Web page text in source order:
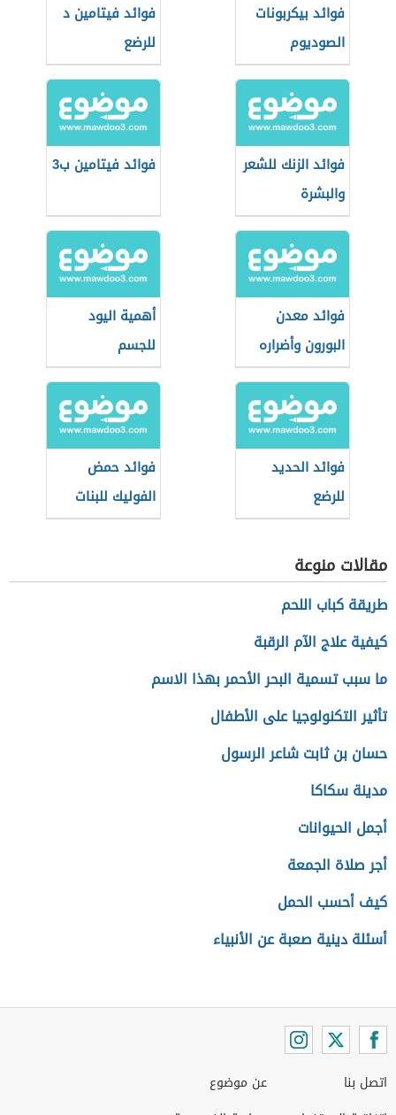
فوائد بيكربونات
الصوديوم
فوائد فيتامين د
للرضع
فوائد الزنك للشعر
والبشرة
فوائد فيتامين ب3
فوائد معدن
البورون وأضراره
أهمية اليود
للجسم
فوائد الحديد
للرضع
فوائد حمض
الفوليك للبنات
مقالات منوعة
طريقة كباب اللحم
كيفية علاج الآم الرقبة
ما سبب تسمية البحر الأحمر بهذا الاسم
تأثير التكنولوجيا على الأطفال
حسان بن ثابت شاعر الرسول
مدينة سكاكا
أجمل الحيوانات
أجر صلاة الجمعة
كيف أحسب الحمل
أسئلة دينية صعبة عن الأنبياء
اتصل بنا
عن موضوع